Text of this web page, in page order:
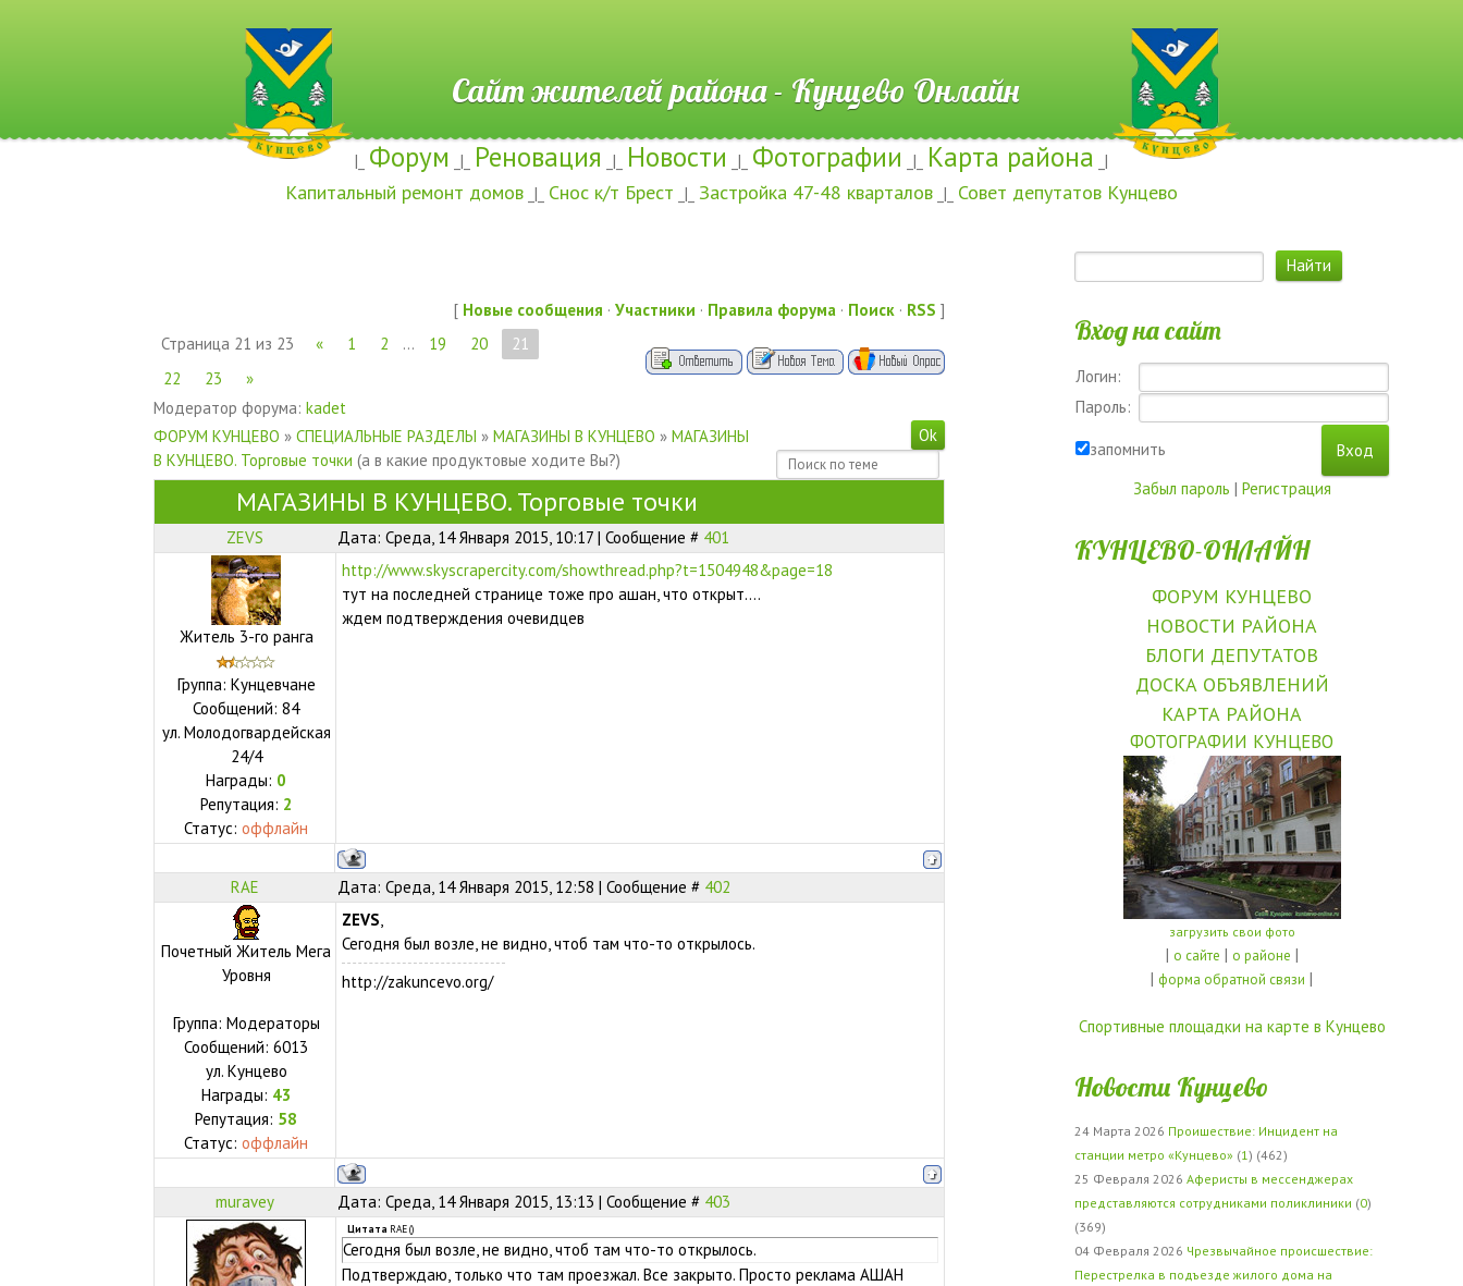
Сайт жителей района - Кунцево Онлайн
|_ Форум _|_ Реновация _|_ Новости _|_ Фотографии _|_ Карта района _|
Капитальный ремонт домов _|_ Снос к/т Брест _|_ Застройка 47-48 кварталов _|_ Совет депутатов Кунцево
[ Новые сообщения · Участники · Правила форума · Поиск · RSS ]
Страница 21 из 23 « 1 2 … 19 20
21
22
23
»
Модератор форума: kadet
ФОРУМ КУНЦЕВО » СПЕЦИАЛЬНЫЕ РАЗДЕЛЫ » МАГАЗИНЫ В КУНЦЕВО » МАГАЗИНЫ
В КУНЦЕВО. Торговые точки (а в какие продуктовые ходите Вы?)
МАГАЗИНЫ В КУНЦЕВО. Торговые точки
ZEVS Дата: Среда, 14 Января 2015, 10:17 | Сообщение # 401
Житель 3-го ранга
Группа: Кунцевчане
Сообщений:84
ул. Молодогвардейская
24/4
Награды: 0
Репутация: 2
Статус:оффлайн
http://www.skyscrapercity.com/showthread.php?t=1504948&page=18
тут на последней странице тоже про ашан, что открыт....
ждем подтверждения очевидцев
RAE Дата: Среда, 14 Января 2015, 12:58 | Сообщение # 402
Почетный Житель Мега
Уровня
Группа: Модераторы
Сообщений:6013
ул. Кунцево
Награды: 43
Репутация: 58
Статус:оффлайн
ZEVS
Сегодня был возле, не видно, чтоб там что-то открылось.
http://zakuncevo.org/
muravey Дата: Среда, 14 Января 2015, 13:13 | Сообщение # 403
Цитата RAE()
Сегодня был возле, не видно, чтоб там что-то открылось.
Подтверждаю, только что там проезжал. Все закрыто. Просто реклама АШАН
Вход на сайт
Логин:
Пароль:
запомнить
Забыл пароль | Регистрация
КУНЦЕВО-ОНЛАЙН
ФОРУМ КУНЦЕВО
НОВОСТИ РАЙОНА
БЛОГИ ДЕПУТАТОВ
ДОСКА ОБЪЯВЛЕНИЙ
КАРТА РАЙОНА
ФОТОГРАФИИ КУНЦЕВО
загрузить свои фото
| о сайте | о районе |
|форма обратной связи |
Спортивные площадки на карте в Кунцево
Новости Кунцево
24 Марта 2026 Проишествие: Инцидент на
станции метро «Кунцево» (1) (462)
25 Февраля 2026 Аферисты в мессенджерах
представляются сотрудниками поликлиники (0)
(369)
04 Февраля 2026 Чрезвычайное происшествие:
Перестрелка в подъезде жилого дома на